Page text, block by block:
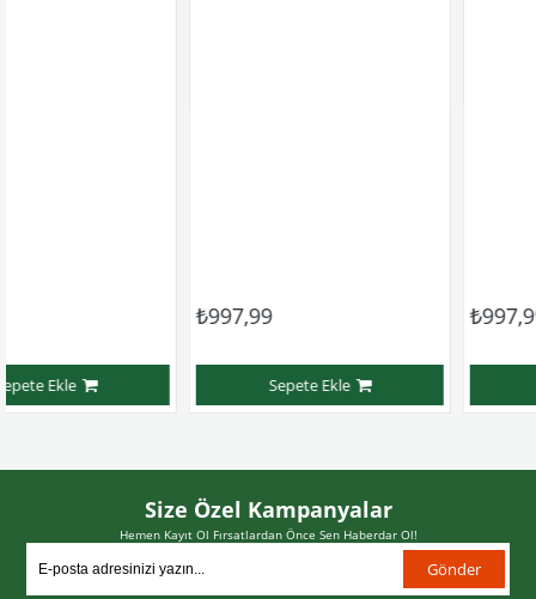
Size Özel Kampanyalar
Hemen Kayıt Ol Fırsatlardan Önce Sen Haberdar Ol!
Gönder